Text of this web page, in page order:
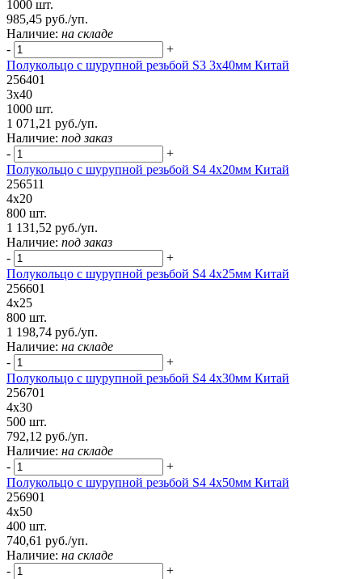
1000 шт.
985,45 руб./уп.
Наличие: на складе
-
+
Полукольцо с шурупной резьбой S3 3х40мм Китай
256401
3х40
1000 шт.
1 071,21 руб./уп.
Наличие: под заказ
-
+
Полукольцо с шурупной резьбой S4 4х20мм Китай
256511
4х20
800 шт.
1 131,52 руб./уп.
Наличие: под заказ
-
+
Полукольцо с шурупной резьбой S4 4х25мм Китай
256601
4х25
800 шт.
1 198,74 руб./уп.
Наличие: на складе
-
+
Полукольцо с шурупной резьбой S4 4х30мм Китай
256701
4х30
500 шт.
792,12 руб./уп.
Наличие: на складе
-
+
Полукольцо с шурупной резьбой S4 4х50мм Китай
256901
4х50
400 шт.
740,61 руб./уп.
Наличие: на складе
-
+